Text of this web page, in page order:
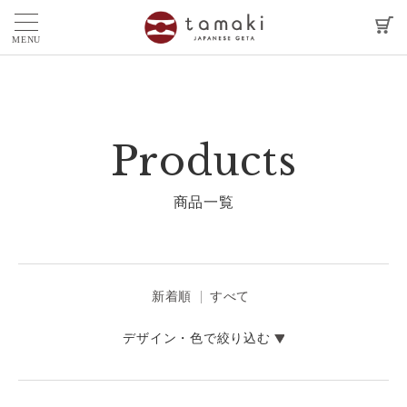
MENU
Products
商品一覧
新着順 すべて
デザイン・色で絞り込む